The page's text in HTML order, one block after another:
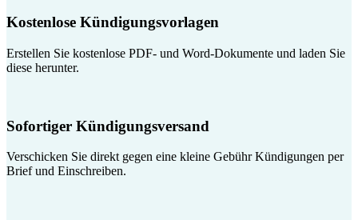
Kostenlose Kündigungsvorlagen
Erstellen Sie kostenlose PDF- und Word-Dokumente und laden Sie
diese herunter.
Sofortiger Kündigungsversand
Verschicken Sie direkt gegen eine kleine Gebühr Kündigungen per
Brief und Einschreiben.